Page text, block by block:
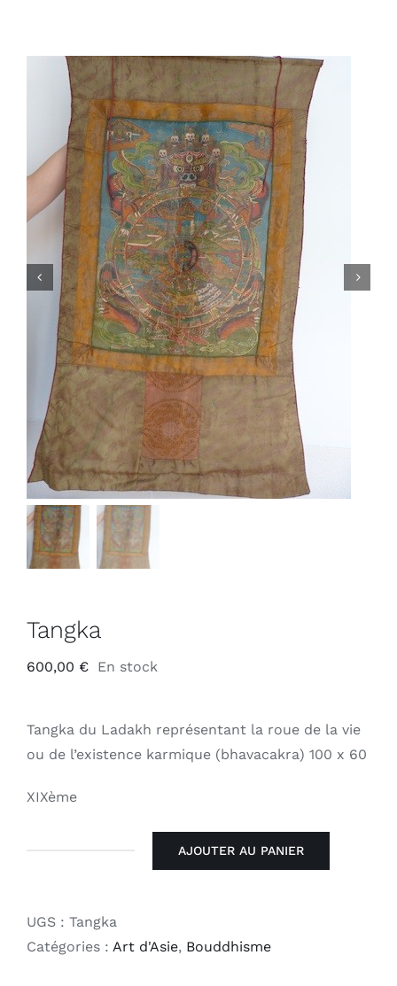
Tangka
600,00 € En stock
Tangka du Ladakh représentant la roue de la vie
ou de l’existence karmique (bhavacakra) 100 x 60
XIXème
AJOUTER AU PANIER
UGS : Tangka
Catégories : Art d'Asie, Bouddhisme